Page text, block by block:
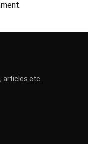
articles etc.